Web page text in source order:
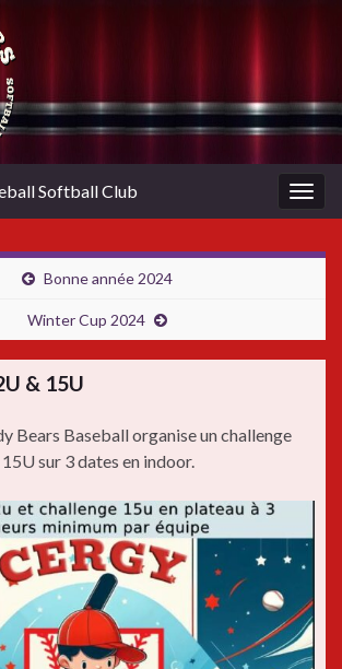
Softball Club
Bonne année 2024
Winter Cup 2024
& 15U
Bears Baseball organise un challenge
sur 3 dates en indoor.